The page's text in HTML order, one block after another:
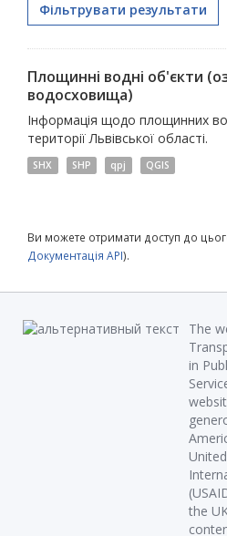
Фільтрувати результати
Площинні водні об'єкти
водосховища)
Інформація щодо площинних
території Львівської області.
SHX SHP qpj QGIS
Ви можете отримати доступ до
Документація API).
The
in
the